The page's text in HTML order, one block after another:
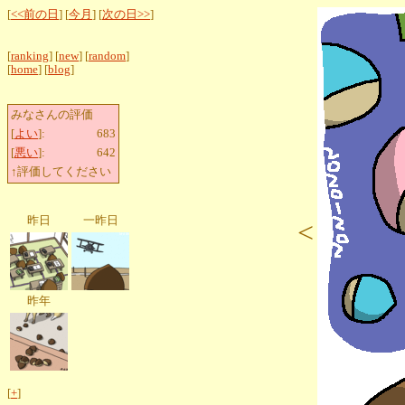
[<<前の日 ] [今月 ] [次の日>>]
[ranking] [new] [random]
[home] [blog]
みなさんの評価
[よい]:
683
[悪い]:
642
↑評価してください
昨日 一昨日
昨年
[+]
<